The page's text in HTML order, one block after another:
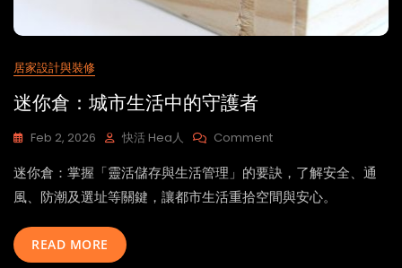
居家設計與裝修
迷你倉：城市生活中的守護者
Feb 2, 2026 快活 Hea人 CommentOn
你
倉：
城
迷你倉：掌握「靈活儲存與生活管理」的要訣，了解安全、通
風、防潮及選址等關鍵，讓都市生活重拾空間與安心。
READ MORE